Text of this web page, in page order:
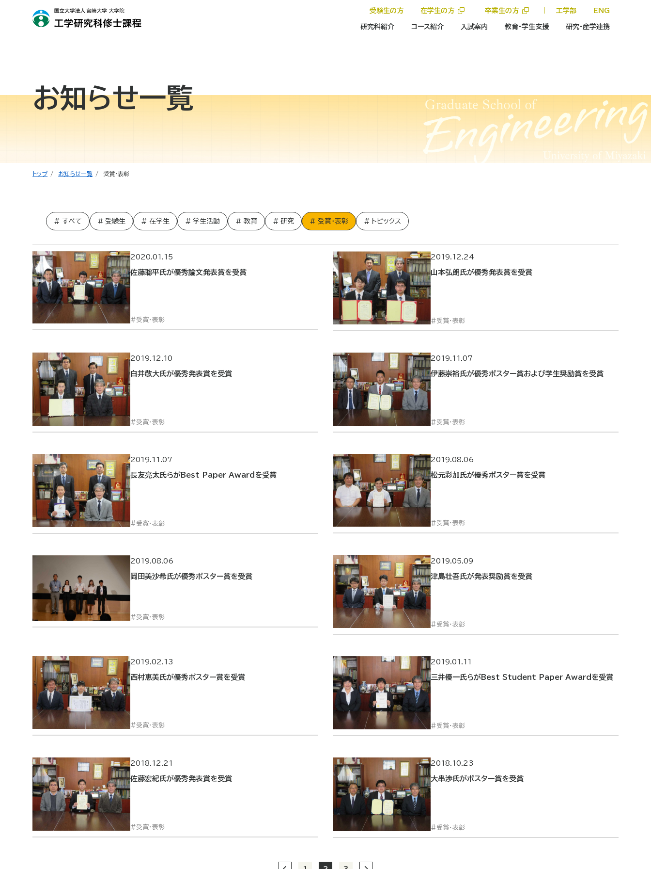
受験生の方 在学生の方 卒業生の方 工学部 ENG
研究科紹介 コース紹介 入試案内 教育・学生支援 研究・産学連携
お知らせ一覧
トップ お知らせ一覧 受賞・表彰
すべて 受験生 在学生 学生活動 教育 研究 受賞・表彰 トピックス
2020.01.15
佐藤聡平氏が優秀論文発表賞を受賞
受賞・表彰
2019.12.24
山本弘朗氏が優秀発表賞を受賞
受賞・表彰
2019.12.10
白井敬大氏が優秀発表賞を受賞
受賞・表彰
2019.11.07
伊藤崇裕氏が優秀ポスター賞および学生奨励賞を受賞
受賞・表彰
2019.11.07
長友亮太氏らがBest Paper Awardを受賞
受賞・表彰
2019.08.06
松元彩加氏が優秀ポスター賞を受賞
受賞・表彰
2019.08.06
岡田美沙希氏が優秀ポスター賞を受賞
受賞・表彰
2019.05.09
津島壮吾氏が発表奨励賞を受賞
受賞・表彰
2019.02.13
西村恵美氏が優秀ポスター賞を受賞
受賞・表彰
2019.01.11
三井優一氏らがBest Student Paper Awardを受賞
受賞・表彰
2018.12.21
佐藤宏紀氏が優秀発表賞を受賞
受賞・表彰
2018.10.23
大串渉氏がポスター賞を受賞
受賞・表彰